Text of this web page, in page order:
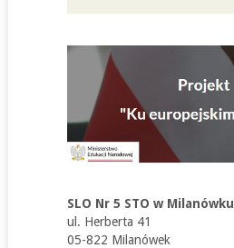
SLO Nr 5 STO w Milanówku
ul. Herberta 41
05-822 Milanówek